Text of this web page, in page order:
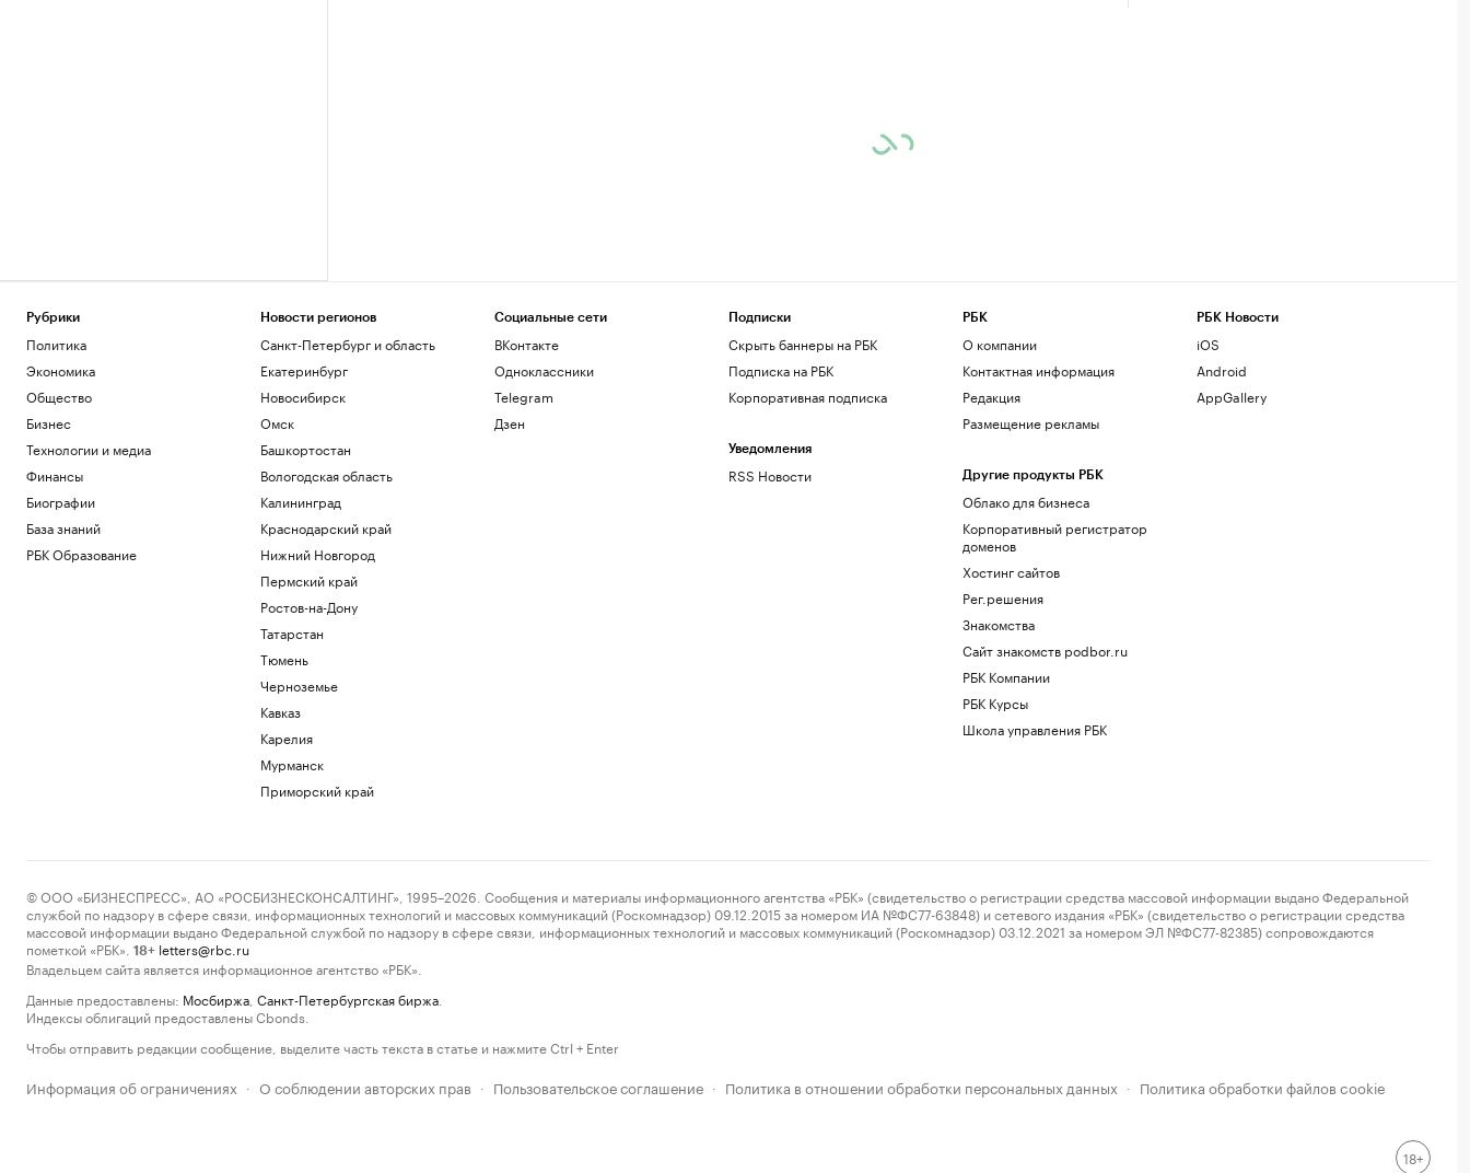
Рубрики
Политика
Экономика
Общество
Бизнес
Технологии и медиа
Финансы
Биографии
База знаний
РБК Образование
Новости регионов
Санкт-Петербург и область
Екатеринбург
Новосибирск
Омск
Башкортостан
Вологодская область
Калининград
Краснодарский край
Нижний Новгород
Пермский край
Ростов-на-Дону
Татарстан
Тюмень
Черноземье
Кавказ
Карелия
Мурманск
Приморский край
Социальные сети
ВКонтакте
Одноклассники
Telegram
Дзен
Подписки
Скрыть баннеры на РБК
Подписка на РБК
Корпоративная подписка
Уведомления
RSS Новости
РБК
О компании
Контактная информация
Редакция
Размещение рекламы
Другие продукты РБК
Облако для бизнеса
Корпоративный регистратор
доменов
Хостинг сайтов
Рег.решения
Знакомства
Сайт знакомств podbor.ru
РБК Компании
РБК Курсы
Школа управления РБК
РБК Новости
iOS
Android
AppGallery
© ООО «БИЗНЕСПРЕСС», АО «РОСБИЗНЕСКОНСАЛТИНГ», 1995–2026. Сообщения и материалы информационного агентства «РБК» (свидетельство о регистрации средства массовой информации выдано Федеральной
службой по надзору в сфере связи, информационных технологий и массовых коммуникаций (Роскомнадзор) 09.12.2015 за номером ИА №ФС77-63848) и сетевого издания «РБК» (свидетельство о регистрации средства
массовой информации выдано Федеральной службой по надзору в сфере связи, информационных технологий и массовых коммуникаций (Роскомнадзор) 03.12.2021 за номером ЭЛ №ФС77-82385) сопровождаются
пометкой «РБК».
18+ letters@rbc.ru
Владельцем сайта является информационное агентство «РБК».
Данные предоставлены: Мосбиржа Санкт-Петербургская биржа
Индексы облигаций предоставлены Cbonds.
Чтобы отправить редакции сообщение, выделите часть текста в статье и нажмите Ctrl + Enter
Информация об ограничениях · О соблюдении авторских прав · Пользовательское соглашение · Политика в отношении обработки персональных данных · Политика обработки файлов cookie
18+